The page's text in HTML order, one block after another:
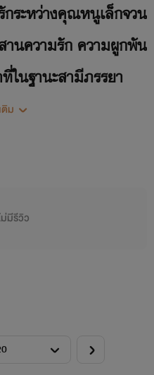
ะหว่างคุณหนูเล็กจวน
นความรัก ความผูกพัน
ในฐานะสามีภรรยา
กหลุมรักนางเพียง
กว่า
พระราชทานสมรสให้ มี
นางก็ไม่มีจิตใจจะ
พี่สาวต่างมารดากลั่น
ติม
ม่มีรีวิว